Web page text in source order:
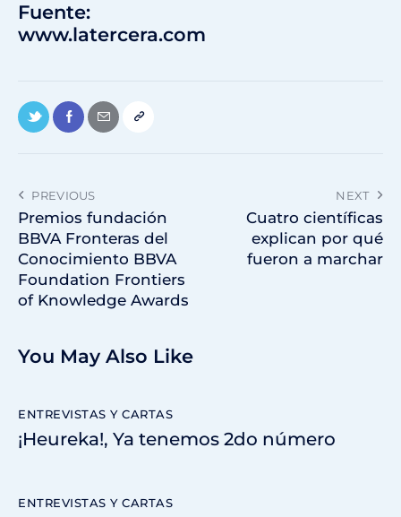
Fuente:
www.latercera.com
PREVIOUS
Premios fundación
BBVA Fronteras del
Conocimiento BBVA
Foundation Frontiers
of Knowledge Awards
NEXT
Cuatro científicas
explican por qué
fueron a marchar
You May Also Like
ENTREVISTAS Y CARTAS
¡Heureka!, Ya tenemos 2do número
ENTREVISTAS Y CARTAS